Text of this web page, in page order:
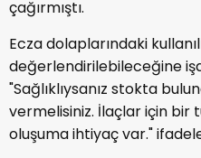
çağırmıştı.
Ecza dolaplarındaki
değerlendirilebileceğine
"Sağlıklıysanız stokta
vermelisiniz. İlaçlar için bir
oluşuma ihtiyaç var."